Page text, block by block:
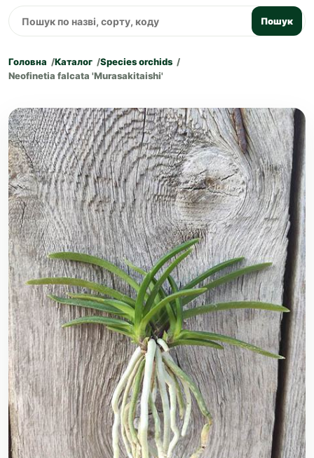
Пошук
Головна Каталог
Species orchids
Neofinetia falcata 'Murasakitaishi'